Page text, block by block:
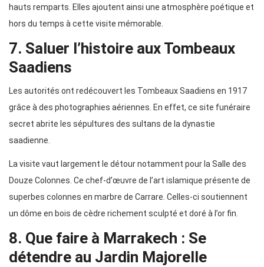
hauts remparts. Elles ajoutent ainsi une atmosphère poétique et
hors du temps à cette visite mémorable.
7. Saluer l’histoire aux Tombeaux
Saadiens
Les autorités ont redécouvert les Tombeaux Saadiens en 1917
grâce à des photographies aériennes. En effet, ce site funéraire
secret abrite les sépultures des sultans de la dynastie
saadienne.
La visite vaut largement le détour notamment pour la Salle des
Douze Colonnes. Ce chef-d’œuvre de l’art islamique présente de
superbes colonnes en marbre de Carrare. Celles-ci soutiennent
un dôme en bois de cèdre richement sculpté et doré à l’or fin.
8. Que faire à Marrakech : Se
détendre au Jardin Majorelle